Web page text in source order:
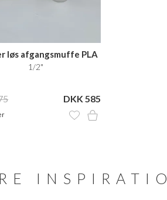
løs afgangsmuffe PLA
1/2"
DKK 585